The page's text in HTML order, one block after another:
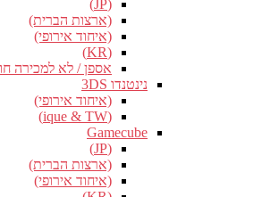
(JP)
(ארצות הברית)
(איחוד אירופי)
(KR)
אספן / לא למכירה
נינטנדו 3DS
(איחוד אירופי)
(ique & TW)
Gamecube
(JP)
(ארצות הברית)
(איחוד אירופי)